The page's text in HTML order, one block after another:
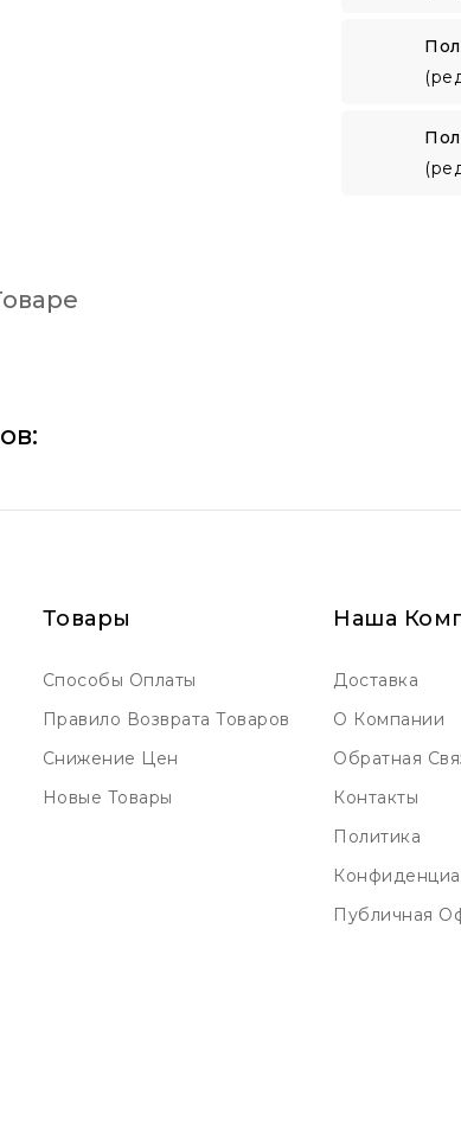
Товары
Способы Оплаты
Правило Возврата Товаров
Снижение Цен
Новые Товары
Наша
Доставка
О Компании
Обратная
Контакты
Политика
Публичная